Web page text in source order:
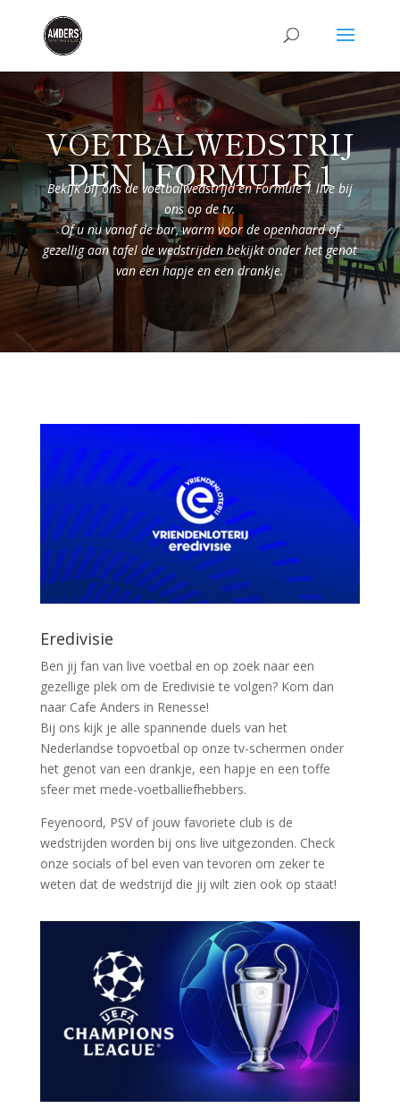
VOETBALWEDSTRIJ
DEN | FORMULE 1
Bekijk bij ons de voetbalwedstrijd en Formule 1 live bij
ons op de tv.
Of u nu vanaf de bar, warm voor de openhaard of
gezellig aan tafel de wedstrijden bekijkt onder het genot
van een hapje en een drankje.
Eredivisie
Ben jij fan van live voetbal en op zoek naar een
gezellige plek om de Eredivisie te volgen? Kom dan
naar Cafe Anders in Renesse!
Bij ons kijk je alle spannende duels van het
Nederlandse topvoetbal op onze tv-schermen onder
het genot van een drankje, een hapje en een toffe
sfeer met mede-voetballiefhebbers.
Feyenoord, PSV of jouw favoriete club is de
wedstrijden worden bij ons live uitgezonden. Check
onze socials of bel even van tevoren om zeker te
weten dat de wedstrijd die jij wilt zien ook op staat!